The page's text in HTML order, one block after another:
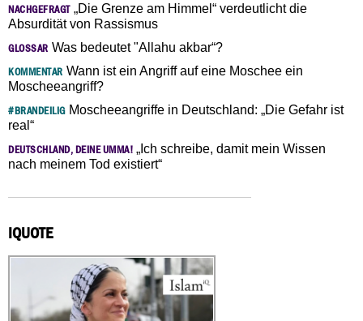
NACHGEFRAGT„Die Grenze am Himmel“ verdeutlicht die
Absurdität von Rassismus
GLOSSAR Was bedeutet "Allahu akbar“?
KOMMENTAR Wann ist ein Angriff auf eine Moschee ein
Moscheeangriff?
#BRANDEILIGMoscheeangriffe in Deutschland: „Die Gefahr ist
real“
DEUTSCHLAND, DEINE UMMA! „Ich schreibe, damit mein Wissen
nach meinem Tod existiert“
IQUOTE